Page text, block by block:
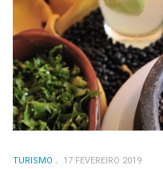
TURISMO 17 FEVEREIRO 2019